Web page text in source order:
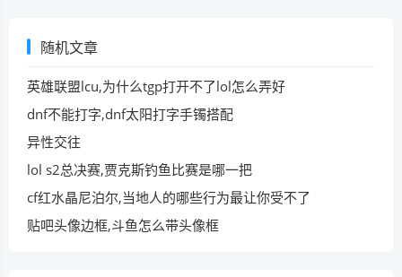
随机文章
英雄联盟lcu,为什么tgp打开不了lol怎么弄好
dnf不能打字,dnf太阳打字手镯搭配
异性交往
lol s2总决赛,贾克斯钓鱼比赛是哪一把
cf红水晶尼泊尔,当地人的哪些行为最让你受不了
贴吧头像边框,斗鱼怎么带头像框